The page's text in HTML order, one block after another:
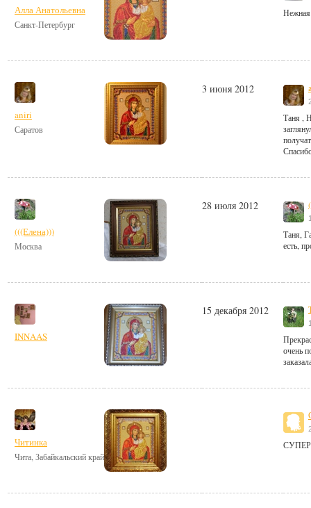
Алла Анатольевна
Санкт-Петербург
Нежная
aniri
Саратов
3 июня 2012
Таня ,
(((Елена)))
Москва
28 июля 2012
Таня,
есть,
INNAAS
15 декабря 2012
очень
Читинка
Чита, Забайкальский край